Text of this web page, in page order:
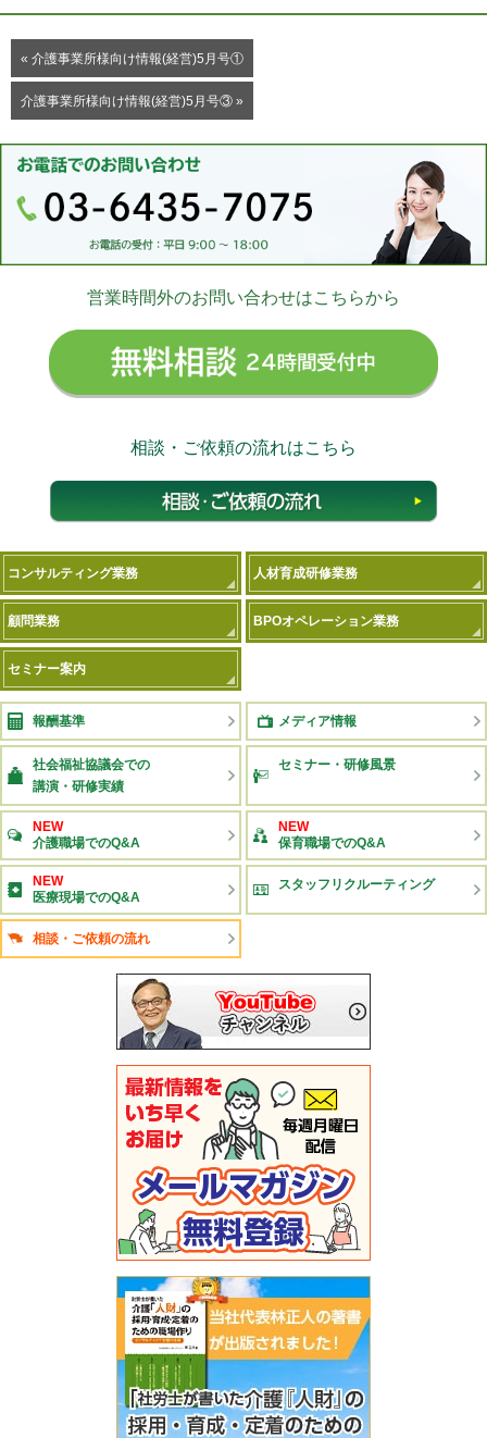
« 介護事業所様向け情報(経営)5月号①
介護事業所様向け情報(経営)5月号③ »
営業時間外のお問い合わせはこちらから
相談・ご依頼の流れはこちら
コンサルティング業務 人材育成研修業務
顧問業務 BPOオペレーション業務
セミナー案内
報酬基準 メディア情報
社会福祉協議会での
講演・研修実績
セミナー・研修風景
NEW
介護職場でのQ&A
NEW
保育職場でのQ&A
NEW
医療現場でのQ&A
スタッフリクルーティング
相談・ご依頼の流れ